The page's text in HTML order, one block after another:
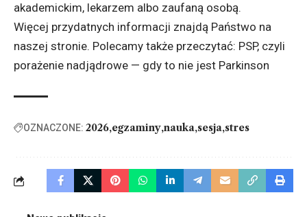
akademickim, lekarzem albo zaufaną osobą.
Więcej przydatnych informacji znajdą Państwo na
naszej stronie. Polecamy także przeczytać: PSP, czyli
porażenie nadjądrowe — gdy to nie jest Parkinson
OZNACZONE: 2026 egzaminy nauka sesja stres